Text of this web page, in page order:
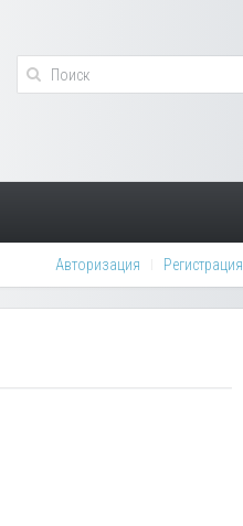
Авторизация Регистрация